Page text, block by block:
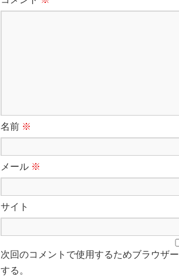
名前 ※
メール ※
サイト
次回のコメントで使用するためブラウザ
する。